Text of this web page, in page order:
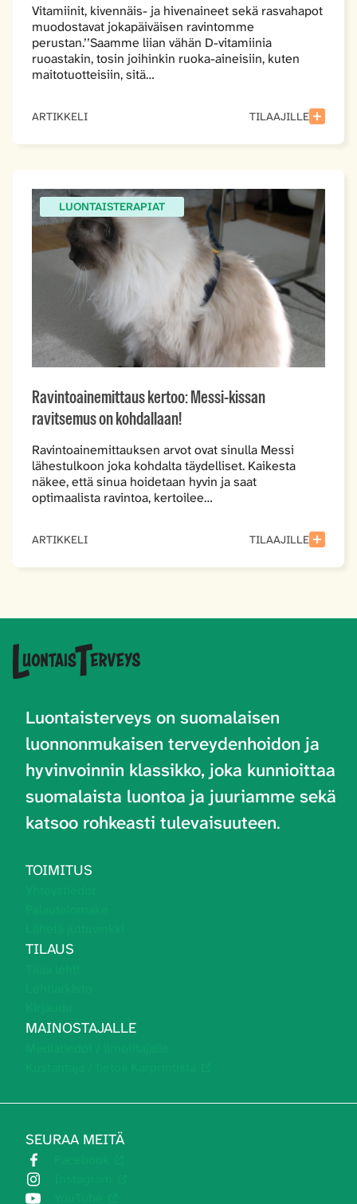
Vitamiinit, kivennäis- ja hivenaineet sekä rasvahapot
muodostavat jokapäiväisen ravintomme
perustan.’’Saamme liian vähän D-vitamiinia
ruoastakin, tosin joihinkin ruoka-aineisiin, kuten
maitotuotteisiin, sitä…
ARTIKKELI TILAAJILLE
LUONTAISTERAPIAT
Ravintoainemittaus kertoo: Messi-kissan
ravitsemus on kohdallaan!
Ravintoainemittauksen arvot ovat sinulla Messi
lähestulkoon joka kohdalta täydelliset. Kaikesta
näkee, että sinua hoidetaan hyvin ja saat
optimaalista ravintoa, kertoilee…
ARTIKKELI TILAAJILLE
Luontaisterveys on suomalaisen
luonnonmukaisen terveydenhoidon ja
hyvinvoinnin klassikko, joka kunnioittaa
suomalaista luontoa ja juuriamme sekä
katsoo rohkeasti tulevaisuuteen.
TOIMITUS
TILAUS
MAINOSTAJALLE
SEURAA MEITÄ